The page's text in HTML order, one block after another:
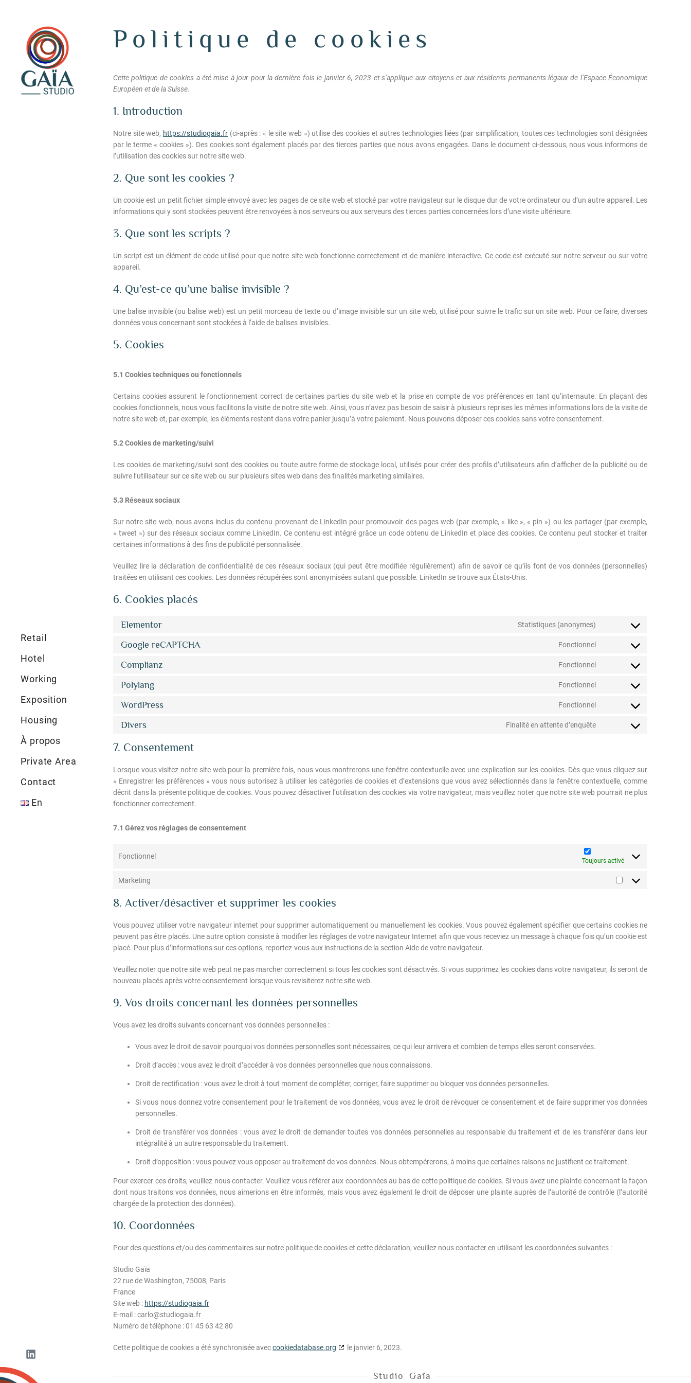
Retail
Hotel
Working
Exposition
Housing
À propos
Private Area
Contact
En
Politique de cookies
Cette politique de cookies a été mise à jour pour la dernière fois le janvier 6, 2023 et s’applique aux citoyens et aux résidents permanents légaux de l’Espace Économique
Européen et de la Suisse.
1. Introduction
Notre site web, https://studiogaia.fr (ci-après : « le site web ») utilise des cookies et autres technologies liées (par simplification, toutes ces technologies sont désignées
par le terme « cookies »). Des cookies sont également placés par des tierces parties que nous avons engagées. Dans le document ci-dessous, nous vous informons de
l’utilisation des cookies sur notre site web.
2. Que sont les cookies ?
Un cookie est un petit fichier simple envoyé avec les pages de ce site web et stocké par votre navigateur sur le disque dur de votre ordinateur ou d’un autre appareil. Les
informations qui y sont stockées peuvent être renvoyées à nos serveurs ou aux serveurs des tierces parties concernées lors d’une visite ultérieure.
3. Que sont les scripts ?
Un script est un élément de code utilisé pour que notre site web fonctionne correctement et de manière interactive. Ce code est exécuté sur notre serveur ou sur votre
appareil.
4. Qu’est-ce qu’une balise invisible ?
Une balise invisible (ou balise web) est un petit morceau de texte ou d’image invisible sur un site web, utilisé pour suivre le trafic sur un site web. Pour ce faire, diverses
données vous concernant sont stockées à l’aide de balises invisibles.
5. Cookies
5.1 Cookies techniques ou fonctionnels
Certains cookies assurent le fonctionnement correct de certaines parties du site web et la prise en compte de vos préférences en tant qu’internaute. En plaçant des
cookies fonctionnels, nous vous facilitons la visite de notre site web. Ainsi, vous n’avez pas besoin de saisir à plusieurs reprises les mêmes informations lors de la visite de
notre site web et, par exemple, les éléments restent dans votre panier jusqu’à votre paiement. Nous pouvons déposer ces cookies sans votre consentement.
5.2 Cookies de marketing/suivi
Les cookies de marketing/suivi sont des cookies ou toute autre forme de stockage local, utilisés pour créer des profils d’utilisateurs afin d’afficher de la publicité ou de
suivre l’utilisateur sur ce site web ou sur plusieurs sites web dans des finalités marketing similaires.
5.3 Réseaux sociaux
Sur notre site web, nous avons inclus du contenu provenant de LinkedIn pour promouvoir des pages web (par exemple, « like », « pin ») ou les partager (par exemple,
« tweet ») sur des réseaux sociaux comme LinkedIn. Ce contenu est intégré grâce un code obtenu de LinkedIn et place des cookies. Ce contenu peut stocker et traiter
certaines informations à des fins de publicité personnalisée.
Veuillez lire la déclaration de confidentialité de ces réseaux sociaux (qui peut être modifiée régulièrement) afin de savoir ce qu’ils font de vos données (personnelles)
traitées en utilisant ces cookies. Les données récupérées sont anonymisées autant que possible. LinkedIn se trouve aux États-Unis.
6. Cookies placés
Elementor Statistiques (anonymes)
Google reCAPTCHA Fonctionnel
Complianz Fonctionnel
Polylang Fonctionnel
WordPress Fonctionnel
Divers Finalité en attente d’enquête
7. Consentement
Lorsque vous visitez notre site web pour la première fois, nous vous montrerons une fenêtre contextuelle avec une explication sur les cookies. Dès que vous cliquez sur
« Enregistrer les préférences » vous nous autorisez à utiliser les catégories de cookies et d’extensions que vous avez sélectionnés dans la fenêtre contextuelle, comme
décrit dans la présente politique de cookies. Vous pouvez désactiver l’utilisation des cookies via votre navigateur, mais veuillez noter que notre site web pourrait ne plus
fonctionner correctement.
7.1 Gérez vos réglages de consentement
Fonctionnel
Toujours activé
Marketing
8. Activer/désactiver et supprimer les cookies
Vous pouvez utiliser votre navigateur internet pour supprimer automatiquement ou manuellement les cookies. Vous pouvez également spécifier que certains cookies ne
peuvent pas être placés. Une autre option consiste à modifier les réglages de votre navigateur Internet afin que vous receviez un message à chaque fois qu’un cookie est
placé. Pour plus d’informations sur ces options, reportez-vous aux instructions de la section Aide de votre navigateur.
Veuillez noter que notre site web peut ne pas marcher correctement si tous les cookies sont désactivés. Si vous supprimez les cookies dans votre navigateur, ils seront de
nouveau placés après votre consentement lorsque vous revisiterez notre site web.
9. Vos droits concernant les données personnelles
Vous avez les droits suivants concernant vos données personnelles :
Vous avez le droit de savoir pourquoi vos données personnelles sont nécessaires, ce qui leur arrivera et combien de temps elles seront conservées.
Droit d’accès : vous avez le droit d’accéder à vos données personnelles que nous connaissons.
Droit de rectification : vous avez le droit à tout moment de compléter, corriger, faire supprimer ou bloquer vos données personnelles.
Si vous nous donnez votre consentement pour le traitement de vos données, vous avez le droit de révoquer ce consentement et de faire supprimer vos données
personnelles.
Droit de transférer vos données : vous avez le droit de demander toutes vos données personnelles au responsable du traitement et de les transférer dans leur
intégralité à un autre responsable du traitement.
Droit d’opposition : vous pouvez vous opposer au traitement de vos données. Nous obtempérerons, à moins que certaines raisons ne justifient ce traitement.
Pour exercer ces droits, veuillez nous contacter. Veuillez vous référer aux coordonnées au bas de cette politique de cookies. Si vous avez une plainte concernant la façon
dont nous traitons vos données, nous aimerions en être informés, mais vous avez également le droit de déposer une plainte auprès de l’autorité de contrôle (l’autorité
chargée de la protection des données).
10. Coordonnées
Pour des questions et/ou des commentaires sur notre politique de cookies et cette déclaration, veuillez nous contacter en utilisant les coordonnées suivantes :
Studio Gaïa
22 rue de Washington, 75008, Paris
France
Site web : https://studiogaia.fr
E-mail :carlo@studiogaia.fr
Numéro de téléphone : 01 45 63 42 80
Cette politique de cookies a été synchronisée aveccookiedatabase.org le janvier 6, 2023.
Studio Gaïa